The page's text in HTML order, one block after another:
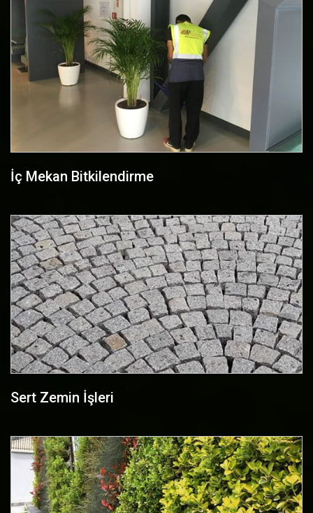
İç Mekan Bitkilendirme
Sert Zemin İşleri